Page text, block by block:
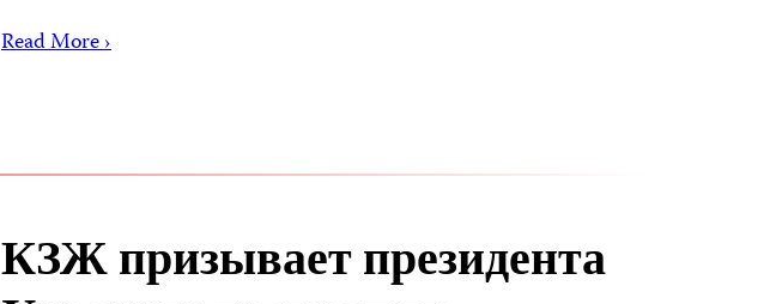
Read More ›
КЗЖ призывает президента